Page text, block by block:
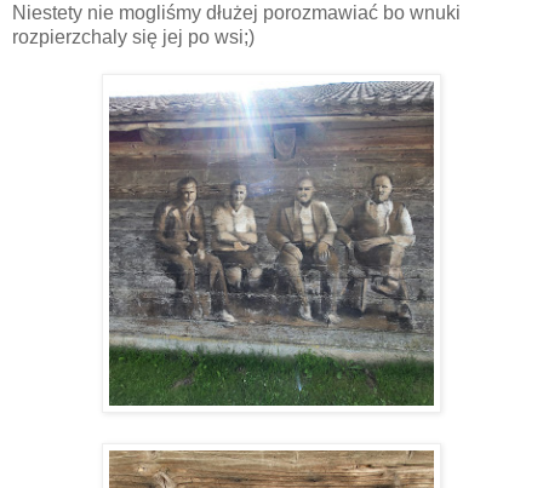
Niestety nie mogliśmy dłużej porozmawiać bo wnuki
rozpierzchaly się jej po wsi;)